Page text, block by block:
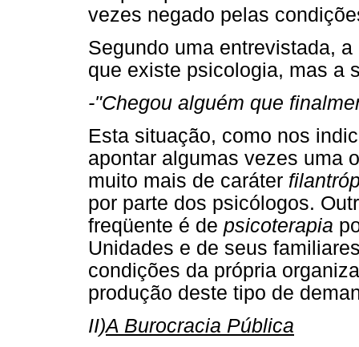
vezes negado pelas
Segundo uma entrevistada,
que existe psicologia, mas a
-"Chegou alguém que
Esta situação, como nos
apontar algumas vezes uma
muito mais de caráter
por parte dos psicólogos.
freqüente é de psicoterapia
Unidades e de seus
condições da própria
produção deste tipo de
II)A Burocracia Pública